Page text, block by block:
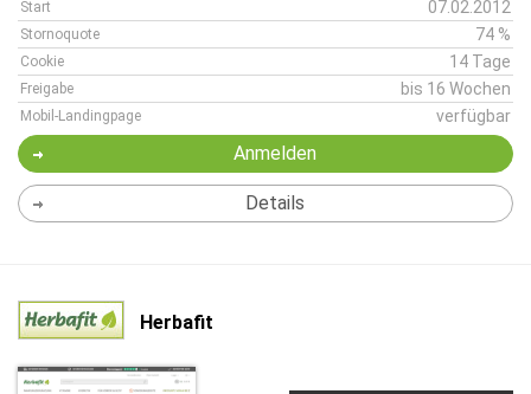
Start 07.02.2012
Stornoquote 74 %
Cookie 14 Tage
Freigabe bis 16 Wochen
Mobil-Landingpage verfügbar
Anmelden
Details
Herbafit